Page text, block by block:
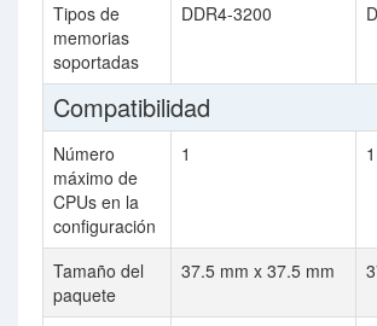
Tipos de
memorias
soportadas
DDR4-3200
Compatibilidad
Número
máximo de
CPUs en la
configuración
1 1
Tamaño del
paquete
37.5 mm x 37.5 mm